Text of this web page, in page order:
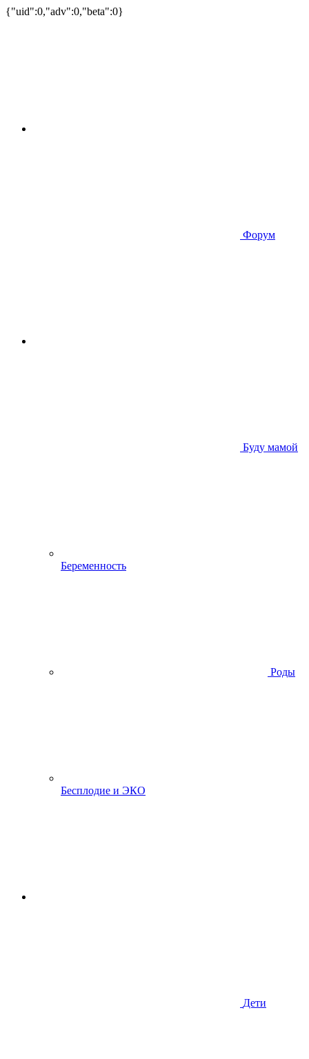
{"uid":0,"adv":0,"beta":0}
Форум
Буду мамой
Беременность
Роды
Бесплодие и ЭКО
Дети